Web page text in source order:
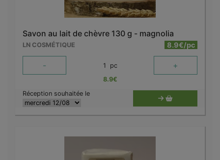
Savon au lait de chèvre 130 g - magnolia
LN COSMÉTIQUE 8.9€/pc
- 1 pc +
8.9€
Réception souhaitée le